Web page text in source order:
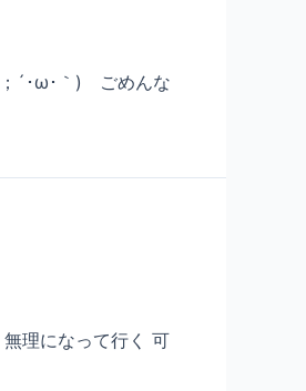
´･ω･｀)ゞごめんな
理になって行く 可